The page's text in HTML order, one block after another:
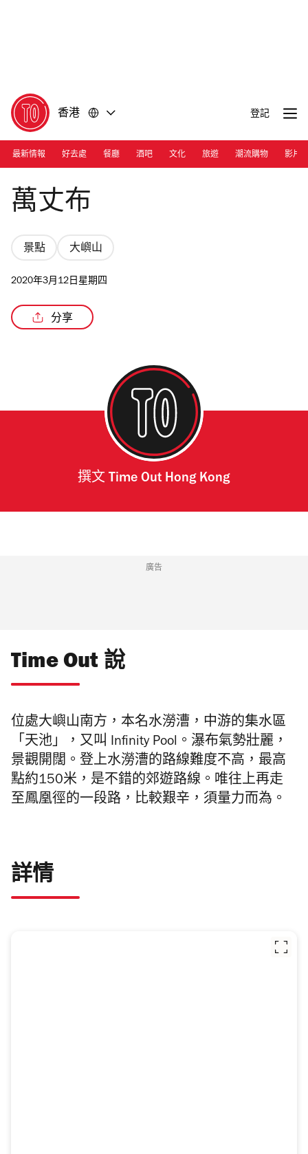
香港 登記
最新情報 好去處 餐廳 酒吧 文化 旅遊 潮流購物 影片
Photograph: Shutterstock
萬丈布
景點 大嶼山
2020年3月12日星期四
分享
撰文 Time Out Hong Kong
廣告
Time Out 說
位處大嶼山南方，本名水澇漕，中游的集水區
「天池」，又叫 Infinity Pool。瀑布氣勢壯麗，
景觀開闊。登上水澇漕的路線難度不高，最高
點約150米，是不錯的郊遊路線。唯往上再走
至鳳凰徑的一段路，比較艱辛，須量力而為。
詳情